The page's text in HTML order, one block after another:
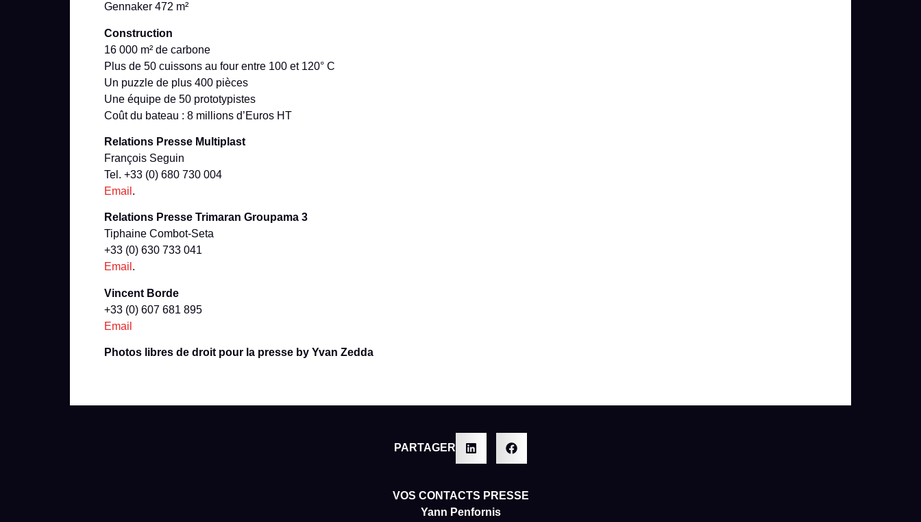
Gennaker 472 m²
Construction
16 000 m² de carbone
Plus de 50 cuissons au four entre 100 et 120° C
Un puzzle de plus 400 pièces
Une équipe de 50 prototypistes
Coût du bateau : 8 millions d’Euros HT
Relations Presse Multiplast
François Seguin
Tel. +33 (0) 680 730 004
Email .
Relations Presse Trimaran Groupama 3
Tiphaine Combot-Seta
+33 (0) 630 733 041
Email .
Vincent Borde
+33 (0) 607 681 895
Email
Photos libres de droit pour la presse by Yvan Zedda
PARTAGER
VOS CONTACTS PRESSE
Yann Penfornis